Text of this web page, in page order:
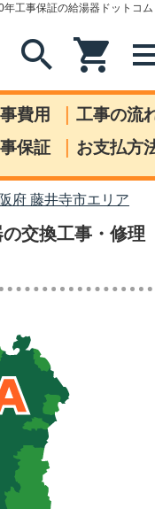
工事保証の給湯器ドットコム
search shopping_cart
費用 | 工事の流
保証 | お支払方
府 藤井寺市エリア
交換工事・修理